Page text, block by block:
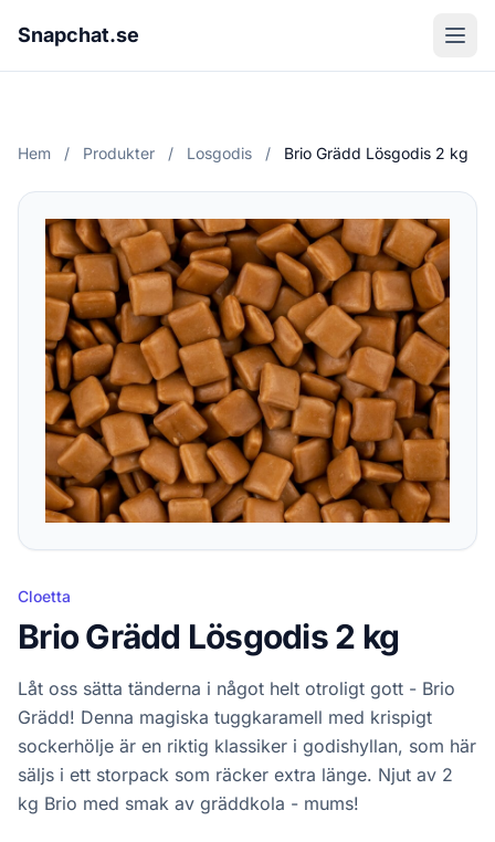
Snapchat.se
Hem / Produkter / Losgodis / Brio Grädd Lösgodis 2 kg
Cloetta
Brio Grädd Lösgodis 2 kg
Låt oss sätta tänderna i något helt otroligt gott - Brio
Grädd! Denna magiska tuggkaramell med krispigt
sockerhölje är en riktig klassiker i godishyllan, som här
säljs i ett storpack som räcker extra länge. Njut av 2
kg Brio med smak av gräddkola - mums!